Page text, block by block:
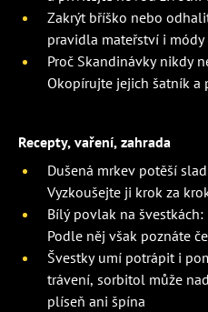
Zakrýt bříško nebo
pravidla mateřství i módy
Proč Skandinávky nikdy
Okopírujte jejich šatník a
Recepty, vaření, zahrada
Dušená mrkev potěší
Vyzkoušejte ji krok za
Bílý povlak na
Podle něj však poznáte
Švestky umí potrápit i
trávení, sorbitol může
plíseň ani špína